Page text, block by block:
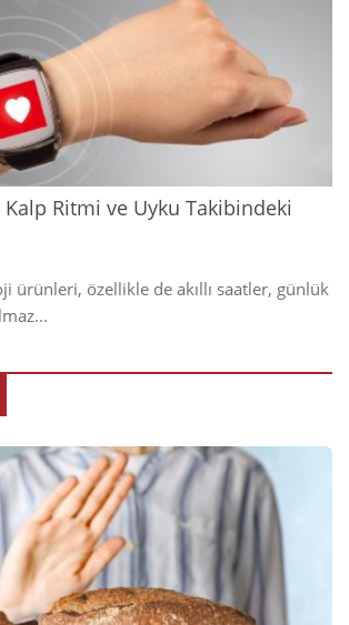
Kalp Ritmi ve Uyku Takibindeki
ürünleri, özellikle de akıllı saatler, günlük